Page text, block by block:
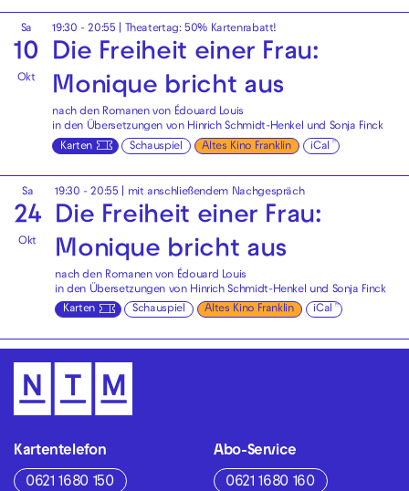
Sa
10
Okt
19:30 - 20:55 Theatertag: 50% Kartenrabatt!
Die Freiheit einer Frau:
Monique bricht aus
nach den Romanen von Édouard Louis
in den Übersetzungen von Hinrich Schmidt-Henkel und Sonja Finck
Karten
Schauspiel Altes Kino Franklin iCal
Sa
24
Okt
19:30 - 20:55 | mit anschließendem Nachgespräch
Die Freiheit einer Frau:
Monique bricht aus
nach den Romanen von Édouard Louis
in den Übersetzungen von Hinrich Schmidt-Henkel und Sonja Finck
Karten
Schauspiel Altes Kino Franklin iCal
Kartentelefon
0621 1680 150
Abo-Service
0621 1680 160